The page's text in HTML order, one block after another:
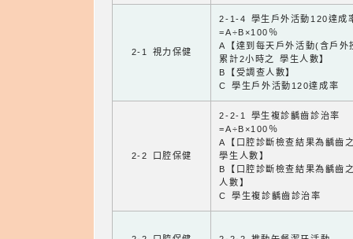
2-1 視力保健
2-1-4 學生戶外活動120達成
=A÷B×100％
A【達到每天戶外活動(含戶外
累計2小時之 學生人數】
B【受調查人數】
C 學生戶外活動120達成率
2-2 口腔保健
2-2-1 學生複診齲齒診治率
=A÷B×100％
A【口腔診斷檢查結果為齲齒
學生人數】
B【口腔診斷檢查結果為齲齒
人數】
C 學生複診齲齒診治率